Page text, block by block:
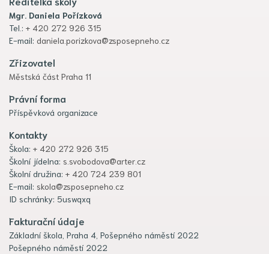
Mgr. Daniela Pořízková
Tel.: + 420 272 926 315
E-mail: daniela.porizkova@zsposepneho.cz
Zřizovatel
Městská část Praha 11
Právní forma
Příspěvková organizace
Kontakty
Škola: + 420 272 926 315
Školní jídelna: s.svobodova@arter.cz
Školní družina: + 420 724 239 801
E-mail: skola@zsposepneho.cz
ID schránky: 5uswqxq
Fakturační údaje
Základní škola, Praha 4, Pošepného náměstí 2022
Pošepného náměstí 2022